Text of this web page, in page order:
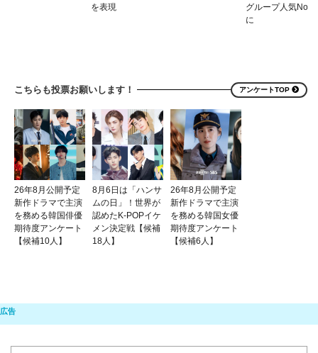
を表現
グループ人気No.1
に
こちらも投票お願いします！ アンケートTOP
26年8月公開予定
新作ドラマで主演
を務める韓国俳優
期待度アンケート
【候補10人】
8月6日は「ハンサ
ムの日」！世界が
認めたK-POPイケ
メン決定戦【候補
18人】
26年8月公開予定
新作ドラマで主演
を務める韓国女優
期待度アンケート
【候補6人】